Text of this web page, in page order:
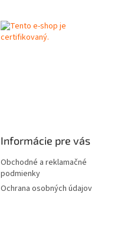
Informácie pre vás
Obchodné a reklamačné
podmienky
Ochrana osobných údajov